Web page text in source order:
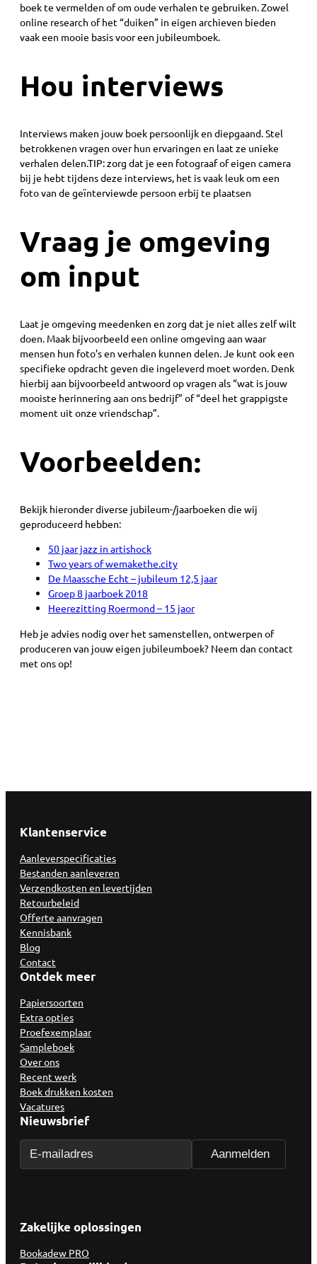
boek te vermelden of om oude verhalen te gebruiken. Zowel
online research of het “duiken” in eigen archieven bieden
vaak een mooie basis voor een jubileumboek.
Hou interviews
Interviews maken jouw boek persoonlijk en diepgaand. Stel
betrokkenen vragen over hun ervaringen en laat ze unieke
verhalen delen.TIP: zorg dat je een fotograaf of eigen camera
bij je hebt tijdens deze interviews, het is vaak leuk om een
foto van de geïnterviewde persoon erbij te plaatsen
Vraag je omgeving
om input
Laat je omgeving meedenken en zorg dat je niet alles zelf wilt
doen. Maak bijvoorbeeld een online omgeving aan waar
mensen hun foto’s en verhalen kunnen delen. Je kunt ook een
specifieke opdracht geven die ingeleverd moet worden. Denk
hierbij aan bijvoorbeeld antwoord op vragen als “wat is jouw
mooiste herinnering aan ons bedrijf” of “deel het grappigste
moment uit onze vriendschap”.
Voorbeelden:
Bekijk hieronder diverse jubileum-/jaarboeken die wij
geproduceerd hebben:
50 jaar jazz in artishock
Two years of wemakethe.city
De Maassche Echt – jubileum 12,5 jaar
Groep 8 jaarboek 2018
Heerezitting Roermond – 15 jaor
Heb je advies nodig over het samenstellen, ontwerpen of
produceren van jouw eigen jubileumboek? Neem dan contact
met ons op!
Klantenservice
Aanleverspecificaties
Bestanden aanleveren
Verzendkosten en levertijden
Retourbeleid
Offerte aanvragen
Kennisbank
Blog
Contact
Ontdek meer
Papiersoorten
Extra opties
Proefexemplaar
Sampleboek
Over ons
Recent werk
Boek drukken kosten
Vacatures
Nieuwsbrief
Zakelijke oplossingen
Bookadew PRO